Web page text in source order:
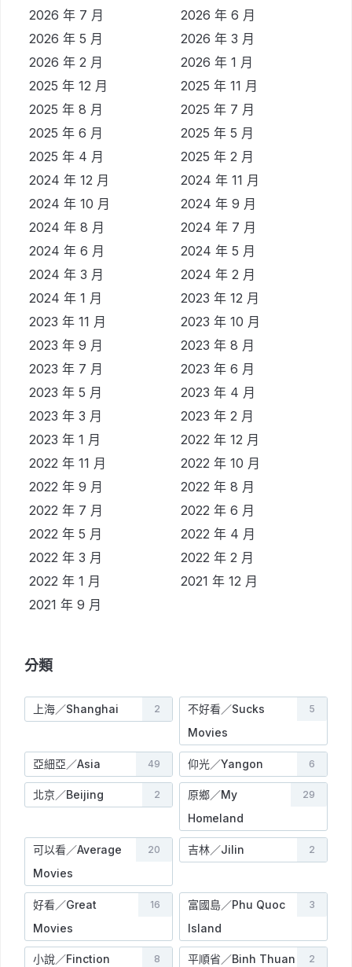
2026 年 7 月
2026 年 6 月
2026 年 5 月
2026 年 3 月
2026 年 2 月
2026 年 1 月
2025 年 12 月
2025 年 11 月
2025 年 8 月
2025 年 7 月
2025 年 6 月
2025 年 5 月
2025 年 4 月
2025 年 2 月
2024 年 12 月
2024 年 11 月
2024 年 10 月
2024 年 9 月
2024 年 8 月
2024 年 7 月
2024 年 6 月
2024 年 5 月
2024 年 3 月
2024 年 2 月
2024 年 1 月
2023 年 12 月
2023 年 11 月
2023 年 10 月
2023 年 9 月
2023 年 8 月
2023 年 7 月
2023 年 6 月
2023 年 5 月
2023 年 4 月
2023 年 3 月
2023 年 2 月
2023 年 1 月
2022 年 12 月
2022 年 11 月
2022 年 10 月
2022 年 9 月
2022 年 8 月
2022 年 7 月
2022 年 6 月
2022 年 5 月
2022 年 4 月
2022 年 3 月
2022 年 2 月
2022 年 1 月
2021 年 12 月
2021 年 9 月
分類
上海／Shanghai 2
不好看／Sucks
Movies
5
亞細亞／Asia 49 仰光／Yangon 6
北京／Beijing 2
原鄉／My
Homeland
29
可以看／Average
Movies
20 吉林／Jilin 2
好看／Great
Movies
16
富國島／Phu Quoc
Island
3
小說／Finction 8
平順省／Binh Thuan
2